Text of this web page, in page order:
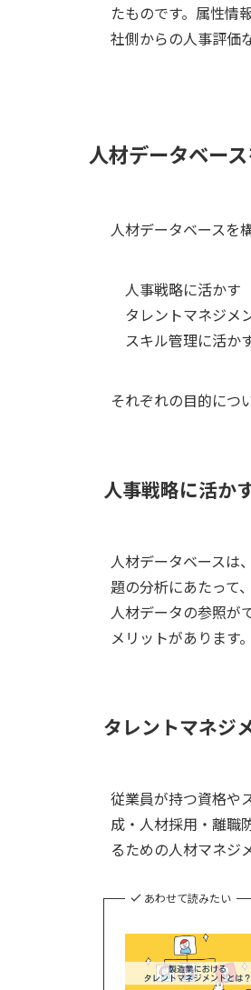
たものです。属性情
社側からの人事評価
人材データベー
人材データベースを
人事戦略に活かす
タレントマネジメ
スキル管理に活か
それぞれの目的につ
人事戦略に活か
人材データベースは
題の分析にあたって
人材データの参照が
メリットがあります。
タレントマネジ
従業員が持つ資格や
成・人材採用・離職
るための人材マネジ
あわせて読みたい